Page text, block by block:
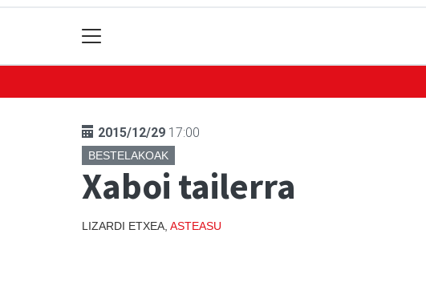
2015/12/29 17:00
BESTELAKOAK
Xaboi tailerra
LIZARDI ETXEA, ASTEASU